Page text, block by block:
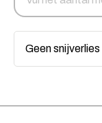
vierkante